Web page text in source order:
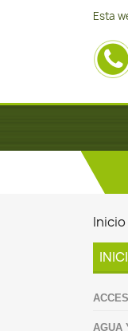
Esta
Inicio
AGUA